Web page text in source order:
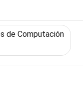
de Computación